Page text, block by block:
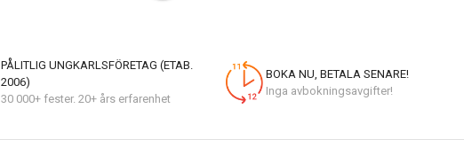
PÅLITLIG UNGKARLSFÖRETAG (ETAB.
2006)
30 000+ fester. 20+ års erfarenhet
BOKA NU, BETALA SENARE!
Inga avbokningsavgifter!